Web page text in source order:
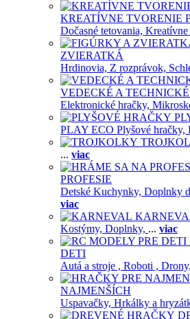
KREATÍVNE TVORENIE
Dočasné tetovania,
ZVIERATKÁ
Hrdinovia, Z rozprávok,
VEDECKÉ A
Elektronické hračky,
PLAY ECO Plyšové hračky,
... viac
PROFESIE
Detské Kuchynky, Doplnky
viac
Kostýmy, Doplnky, ... viac
DETI
Autá a stroje , Roboti , Drony,
NAJMENŠÍCH
Uspavačky, Hrkálky a